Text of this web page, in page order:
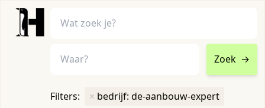
Zoek →
Filters: × bedrijf: de-aanbouw-expert